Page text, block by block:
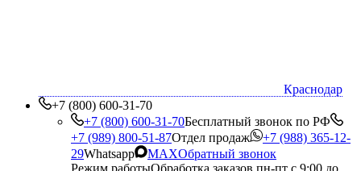
Краснодар
+7 (800) 600-31-70
+7 (800) 600-31-70Бесплатный звонок по РФ
+7 (989) 800-51-87Отдел продаж
+7 (988) 365-12-
29Whatsapp MAXОбратный звонок
Режим работыОбработка заказов пн-пт с 9:00 до